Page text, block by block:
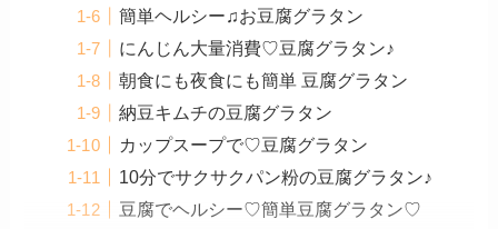
簡単ヘルシー♫お豆腐グラタン
にんじん大量消費♡豆腐グラタン♪
朝食にも夜食にも簡単 豆腐グラタン
納豆キムチの豆腐グラタン
カップスープで♡豆腐グラタン
10分でサクサクパン粉の豆腐グラタン♪
豆腐でヘルシー♡簡単豆腐グラタン♡